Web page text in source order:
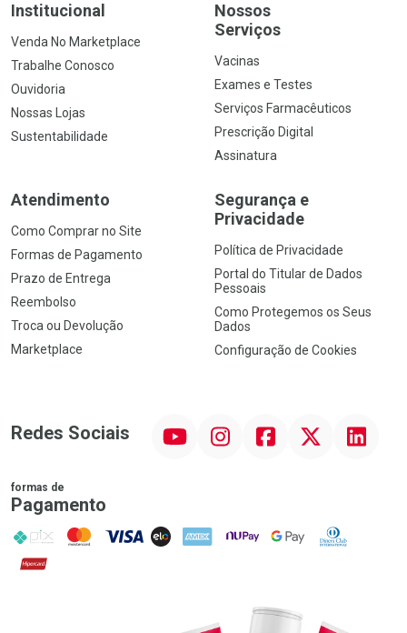
Institucional
Venda No Marketplace
Trabalhe Conosco
Ouvidoria
Nossas Lojas
Sustentabilidade
Nossos
Serviços
Vacinas
Exames e Testes
Serviços Farmacêuticos
Prescrição Digital
Assinatura
Atendimento
Como Comprar no Site
Formas de Pagamento
Prazo de Entrega
Reembolso
Troca ou Devolução
Marketplace
Segurança e
Privacidade
Política de Privacidade
Portal do Titular de Dados
Pessoais
Como Protegemos os Seus
Dados
Configuração de Cookies
Redes Sociais InstagramFacebookTwitter Linkedin
formas de
Pagamento
PIX MasterCard
VISA ELO AMEX NuPay Google PayDiners Club
Hipercard
Promoção em Destaque